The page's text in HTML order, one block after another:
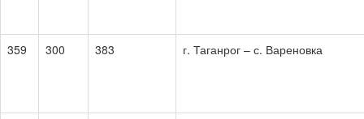
359 300 383 г. Таганрог – с. Вареновка